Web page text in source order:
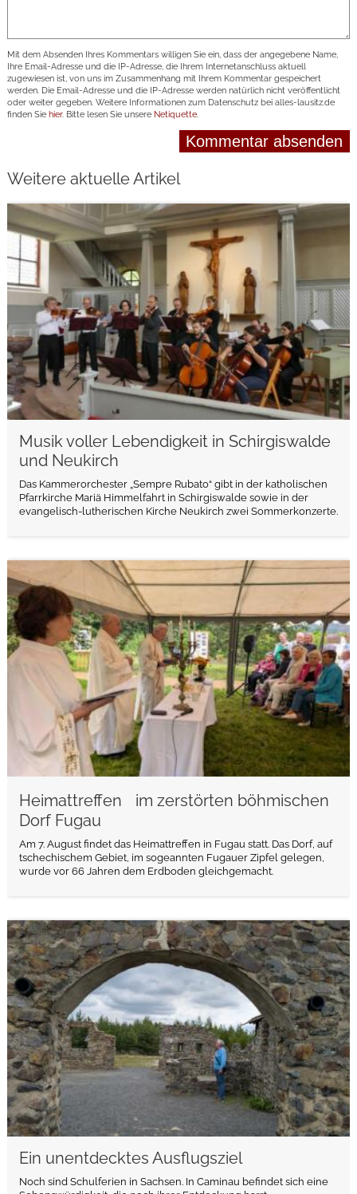
Mit dem Absenden Ihres Kommentars willigen Sie ein, dass der angegebene Name,
Ihre Email-Adresse und die IP-Adresse, die Ihrem Internetanschluss aktuell
zugewiesen ist, von uns im Zusammenhang mit Ihrem Kommentar gespeichert
werden. Die Email-Adresse und die IP-Adresse werden natürlich nicht veröffentlicht
oder weiter gegeben. Weitere Informationen zum Datenschutz bei alles-lausitz.de
finden Sie hier. Bitte lesen Sie unsere Netiquette.
Weitere aktuelle Artikel
Musik voller Lebendigkeit in Schirgiswalde
und Neukirch
Das Kammerorchester „Sempre Rubato“ gibt in der katholischen
Pfarrkirche Mariä Himmelfahrt in Schirgiswalde sowie in der
evangelisch-lutherischen Kirche Neukirch zwei Sommerkonzerte.
weiterlesen
Heimattreffen im zerstörten böhmischen
Dorf Fugau
Am 7. August findet das Heimattreffen in Fugau statt. Das Dorf, auf
tschechischem Gebiet, im sogeannten Fugauer Zipfel gelegen,
wurde vor 66 Jahren dem Erdboden gleichgemacht.
weiterlesen
Ein unentdecktes Ausflugsziel
Noch sind Schulferien in Sachsen. In Caminau befindet sich eine
weiterlesen